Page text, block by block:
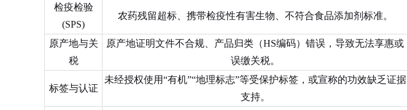
检疫检验
(SPS)
农药残留超标、携带检疫性有害生物、不符合食品添加剂标准。
原产地与关
税
原产地证明文件不合规、产品归类（HS编码）错误，导致无法享惠或
误缴关税。
标签与认证
未经授权使用“有机”“地理标志”等受保护标签，或宣称的功效缺乏证据
支持。